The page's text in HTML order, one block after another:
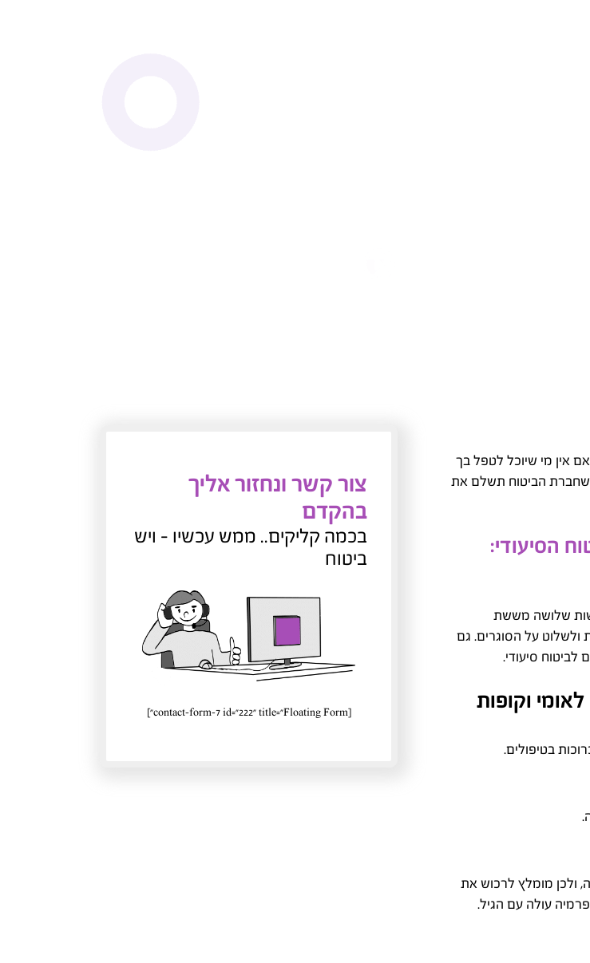
אין מי שיוכל לטפל בך
שחברת הביטוח תשלם את
הסיעודי:
שלושה מששת
על הסוגרים. גם
סיעודי.
וקופות
בטיפולים.
ולכן מומלץ לרכוש את
עולה עם הגיל.
צור קשר ונחזור אליך
בהקדם
בכמה קליקים.. ממש עכשיו - ויש
ביטוח
[contact-form-7 id="222" title="Floating Form"]